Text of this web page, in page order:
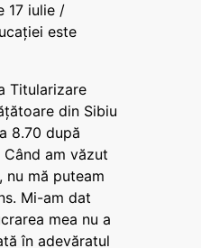
17 iulie /
este
Titularizare
din Sibiu
8.70 după
am văzut
nu mă puteam
Mi-am dat
mea nu a
în adevăratul